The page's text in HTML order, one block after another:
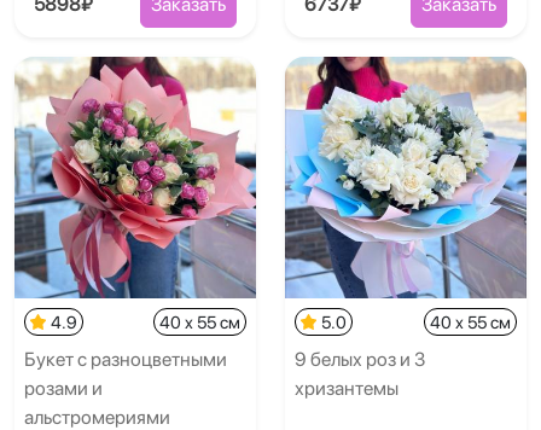
4.9 40 x 55 см
Букет с разноцветными
розами и
альстромериями
5.0 40 x 55 см
9 белых роз и 3
хризантемы